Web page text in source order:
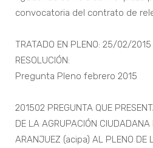
convocatoria del contrato de
TRATADO EN PLENO: 25/02/2015
RESOLUCIÓN:
Pregunta Pleno febrero 2015
201502 PREGUNTA QUE
DE LA AGRUPACIÓN CIUDADANA
ARANJUEZ (acipa) AL PLENO DE